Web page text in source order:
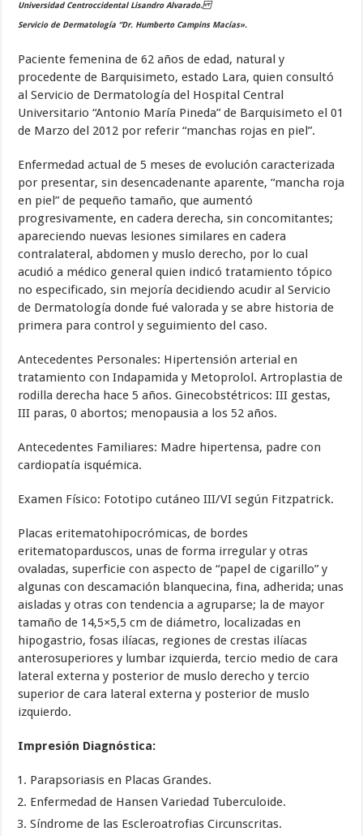
Universidad Centroccidental Lisandro Alvarado.
Servicio de Dermatología “Dr. Humberto Campins Macías».
Paciente femenina de 62 años de edad, natural y
procedente de Barquisimeto, estado Lara, quien consultó
al Servicio de Dermatología del Hospital Central
Universitario “Antonio María Pineda” de Barquisimeto el 01
de Marzo del 2012 por referir “manchas rojas en piel”.
Enfermedad actual de 5 meses de evolución caracterizada
por presentar, sin desencadenante aparente, “mancha roja
en piel” de pequeño tamaño, que aumentó
progresivamente, en cadera derecha, sin concomitantes;
apareciendo nuevas lesiones similares en cadera
contralateral, abdomen y muslo derecho, por lo cual
acudió a médico general quien indicó tratamiento tópico
no especificado, sin mejoría decidiendo acudir al Servicio
de Dermatología donde fué valorada y se abre historia de
primera para control y seguimiento del caso.
Antecedentes Personales: Hipertensión arterial en
tratamiento con Indapamida y Metoprolol. Artroplastia de
rodilla derecha hace 5 años. Ginecobstétricos: III gestas,
III paras, 0 abortos; menopausia a los 52 años.
Antecedentes Familiares: Madre hipertensa, padre con
cardiopatía isquémica.
Examen Físico: Fototipo cutáneo III/VI según Fitzpatrick.
Placas eritematohipocrómicas, de bordes
eritematoparduscos, unas de forma irregular y otras
ovaladas, superficie con aspecto de “papel de cigarillo” y
algunas con descamación blanquecina, fina, adherida; unas
aisladas y otras con tendencia a agruparse; la de mayor
tamaño de 14,5×5,5 cm de diámetro, localizadas en
hipogastrio, fosas ilíacas, regiones de crestas ilíacas
anterosuperiores y lumbar izquierda, tercio medio de cara
lateral externa y posterior de muslo derecho y tercio
superior de cara lateral externa y posterior de muslo
izquierdo.
Impresión Diagnóstica:
Parapsoriasis en Placas Grandes.
Enfermedad de Hansen Variedad Tuberculoide.
Síndrome de las Escleroatrofias Circunscritas.